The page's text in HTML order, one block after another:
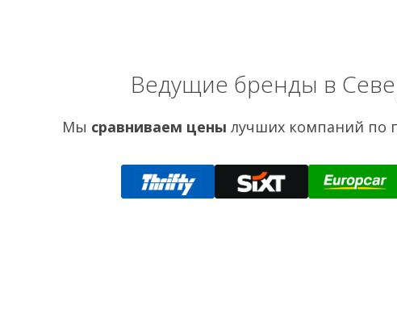
Ведущие бренды в
Мы сравниваем цены лучших компаний по